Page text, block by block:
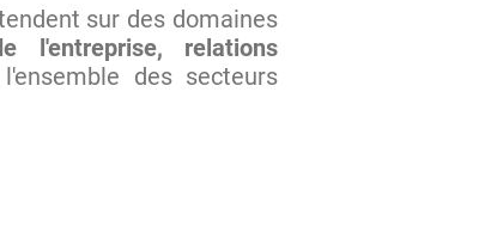
sur des domaines
l'entreprise, relations
des secteurs